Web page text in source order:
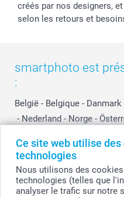
Ce site web utilise
technologies
Nous utilisons des
technologies (telles que
analyser le trafic sur notre
créés par nos designers,
selon les retours et
smartphoto est
:
België - Belgique - Danmark
- Nederland - Norge -
Other Countries
Tous les prix sont en EURO